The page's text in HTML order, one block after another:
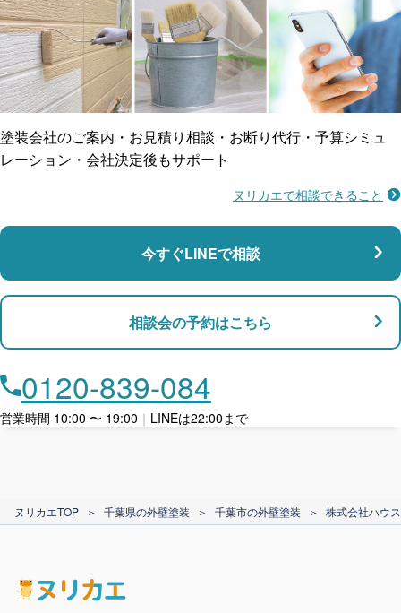
ご近所トラブルに
賠償保険
瑕疵保険
支払い対応
ローン利用
カード支払い
防水工事
マンション・アパート対応
店舗・事務所対応
塗装会社のご案内・お見積り相談・お断り代行・予算シミュ
レーション・会社決定後もサポート
ヌリカエで相談できること
今すぐLINEで相談
相談会の予約はこちら
0120-839-084
営業時間 10:00 〜 19:00 ｜ LINEは22:00まで
ヌリカエTOP ＞ 千葉県の外壁塗装 ＞ 千葉市の外壁塗装 ＞ 株式会社ハウ